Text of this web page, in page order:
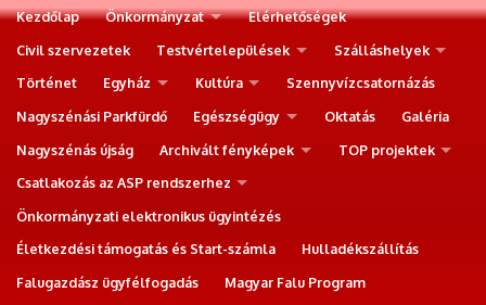
Kezdőlap Önkormányzat
Elérhetőségek
Civil szervezetek
Testvértelepülések
Szálláshelyek
Történet
Egyház Kultúra
Szennyvízcsatornázás
Nagyszénási Parkfürdő
Egészségügy Oktatás
Galéria
Nagyszénás újság
Archivált fényképek
TOP projektek
Csatlakozás az ASP rendszerhez
Önkormányzati elektronikus ügyintézés
Életkezdési támogatás és Start-számla
Hulladékszállítás
Falugazdász ügyfélfogadás
Magyar Falu Program